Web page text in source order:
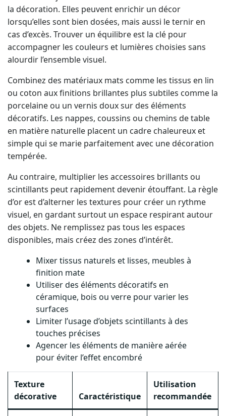
la décoration. Elles peuvent enrichir un décor
lorsqu’elles sont bien dosées, mais aussi le ternir en
cas d’excès. Trouver un équilibre est la clé pour
accompagner les couleurs et lumières choisies sans
alourdir l’ensemble visuel.
Combinez des matériaux mats comme les tissus en lin
ou coton aux finitions brillantes plus subtiles comme la
porcelaine ou un vernis doux sur des éléments
décoratifs. Les nappes, coussins ou chemins de table
en matière naturelle placent un cadre chaleureux et
simple qui se marie parfaitement avec une décoration
tempérée.
Au contraire, multiplier les accessoires brillants ou
scintillants peut rapidement devenir étouffant. La règle
d’or est d’alterner les textures pour créer un rythme
visuel, en gardant surtout un espace respirant autour
des objets. Ne remplissez pas tous les espaces
disponibles, mais créez des zones d’intérêt.
Mixer tissus naturels et lisses, meubles à
finition mate
Utiliser des éléments décoratifs en
céramique, bois ou verre pour varier les
surfaces
Limiter l’usage d’objets scintillants à des
touches précises
Agencer les éléments de manière aérée
pour éviter l’effet encombré
Texture
décorative
Caractéristique
Utilisation
recommandée